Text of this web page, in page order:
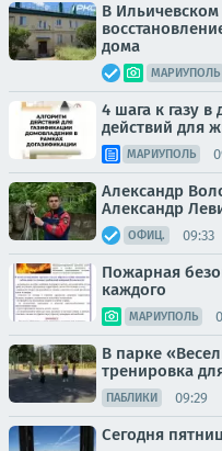
В
дома
МАРИУПОЛЬ
4 шага к газу
действий для
МАРИУПОЛЬ
Александр
Александр
ОФИЦ. 09:33
Пожарная
каждого
МАРИУПОЛЬ
В парке
тренировка
ПАБЛИКИ 09:29
Сегодня